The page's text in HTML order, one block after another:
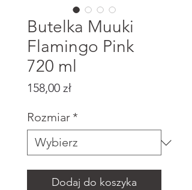
Butelka Muuki
Flamingo Pink
720 ml
158,00 złCena
Rozmiar *
Dodaj do koszyka